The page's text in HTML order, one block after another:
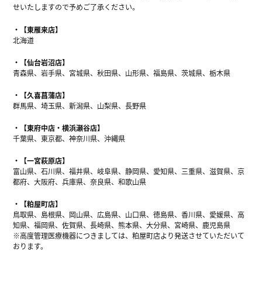
せいたしますので予めご了承ください。
【東雁来店】
北海道
【仙台岩沼店】
青森県、岩手県、宮城県、秋田県、山形県、福島県、茨城県、栃木県
【久喜菖蒲店】
群馬県、埼玉県、新潟県、山梨県、長野県
【東府中店・横浜瀬谷店】
千葉県、東京都、神奈川県、沖縄県
【一宮萩原店】
富山県、石川県、福井県、岐阜県、静岡県、愛知県、三重県、滋賀県、京
都府、大阪府、兵庫県、奈良県、和歌山県
【粕屋町店】
鳥取県、島根県、岡山県、広島県、山口県、徳島県、香川県、愛媛県、高
知県、福岡県、佐賀県、長崎県、熊本県、大分県、宮崎県、鹿児島県
※高度管理医療機器につきましては、粕屋町店より発送させていただいて
おります。